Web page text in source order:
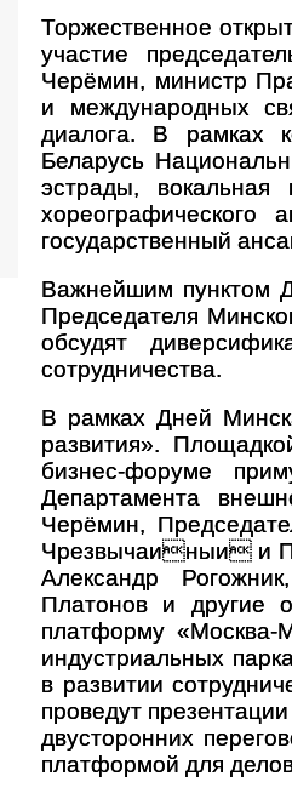
Торжественное
участие
Черёмин, министр
и международных
диалога. В рамках
Беларусь
эстрады, вокальная
хореографического
государственный
Важнейшим пунктом
Председателя
обсудят
сотрудничества.
В рамках Дней
развития».
бизнес-форуме
Департамента
Черёмин,
Чрезвычаиныи и
Александр
Платонов и другие
платформу «Москва-
индустриальных
в развитии
проведут
двусторонних
платформой для